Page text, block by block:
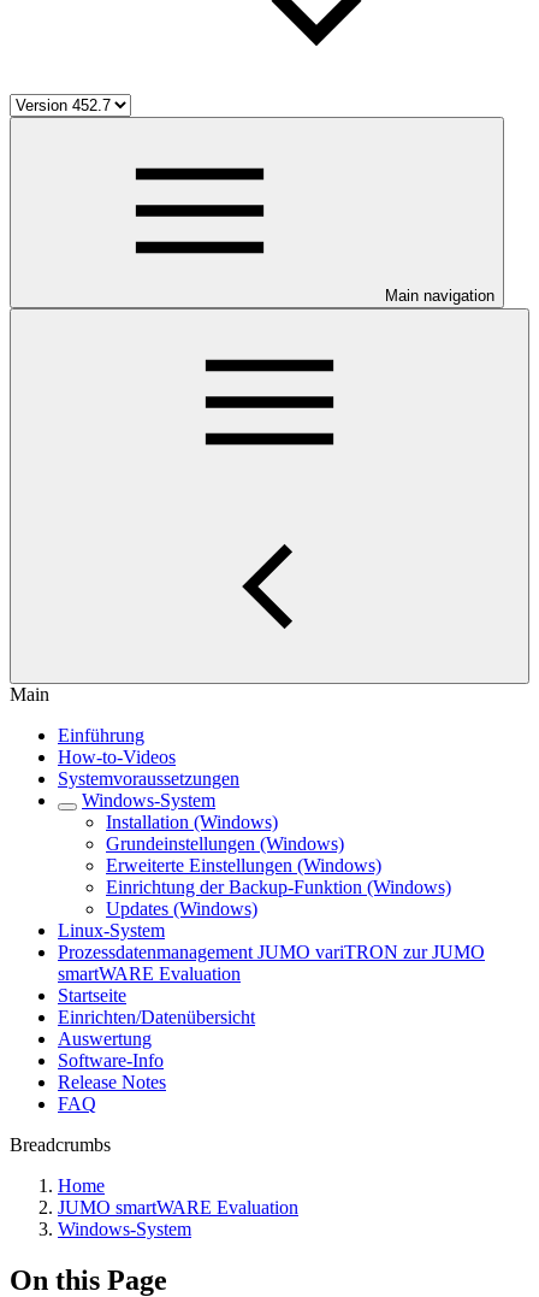
Main navigation
Main
Einführung
How-to-Videos
Systemvoraussetzungen
Windows-System
Installation (Windows)
Grundeinstellungen (Windows)
Erweiterte Einstellungen (Windows)
Einrichtung der Backup-Funktion (Windows)
Updates (Windows)
Linux-System
Prozessdatenmanagement JUMO variTRON zur JUMO
smartWARE Evaluation
Startseite
Einrichten/Datenübersicht
Auswertung
Software-Info
Release Notes
FAQ
Breadcrumbs
Home
JUMO smartWARE Evaluation
Windows-System
On this Page